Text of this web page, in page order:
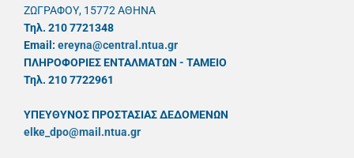
ΖΩΓΡΑΦΟΥ, 15772 ΑΘΗΝΑ
Τηλ. 210 7721348
Email: ereyna@central.ntua.gr
ΠΛΗΡΟΦΟΡΙΕΣ ΕΝΤΑΛΜΑΤΩΝ - ΤΑΜΕΙΟ
Τηλ. 210 7722961
ΥΠΕΥΘYΝΟΣ ΠΡΟΣΤΑΣΙΑΣ ΔΕΔΟΜΕΝΩΝ
elke_dpo@mail.ntua.gr